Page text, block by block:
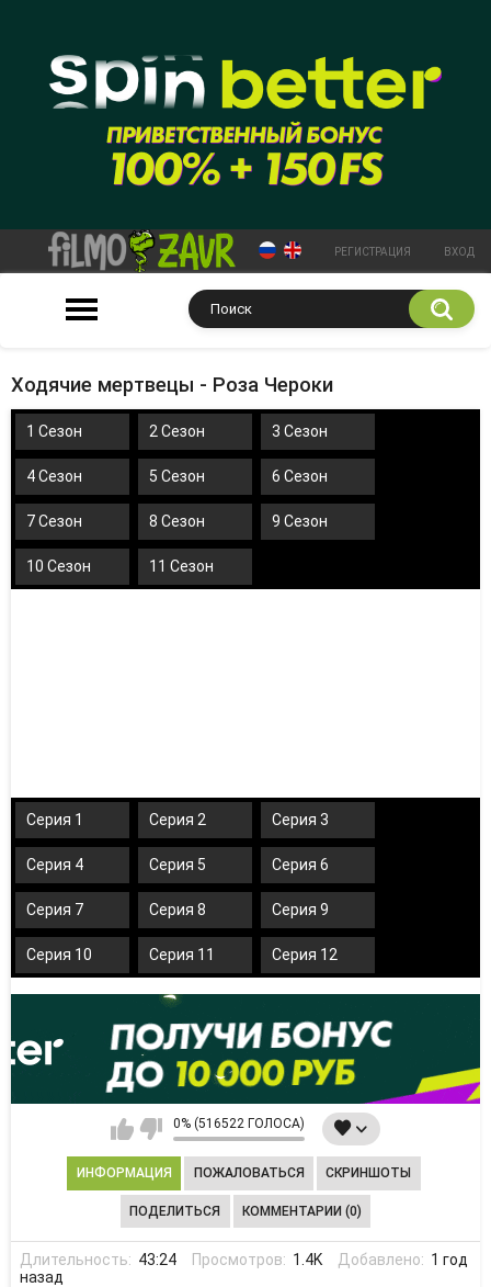
РЕГИСТРАЦИЯ ВХОД
Ходячие мертвецы - Роза Чероки
1 Сезон 2 Сезон 3 Сезон
4 Сезон 5 Сезон 6 Сезон
7 Сезон 8 Сезон 9 Сезон
10 Сезон 11 Сезон
Серия 1 Серия 2 Серия 3
Серия 4 Серия 5 Серия 6
Серия 7 Серия 8 Серия 9
Серия 10 Серия 11 Серия 12
0% (516522 ГОЛОСА)
ИНФОРМАЦИЯ ПОЖАЛОВАТЬСЯ СКРИНШОТЫ
ПОДЕЛИТЬСЯ КОММЕНТАРИИ (0)
Длительность: 43:24 Просмотров: 1.4K Добавлено: 1 год
назад